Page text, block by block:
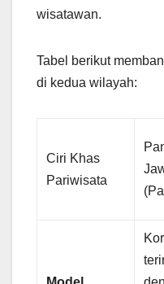
wisatawan.
Tabel berikut
di kedua wilayah:
Ciri Khas
Pariwisata